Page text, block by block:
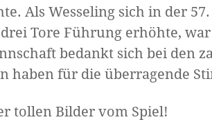
Als Wesseling sich in der
Tore Führung erhöhte,
bedankt sich bei den
haben für die überragende
tollen Bilder vom Spiel!